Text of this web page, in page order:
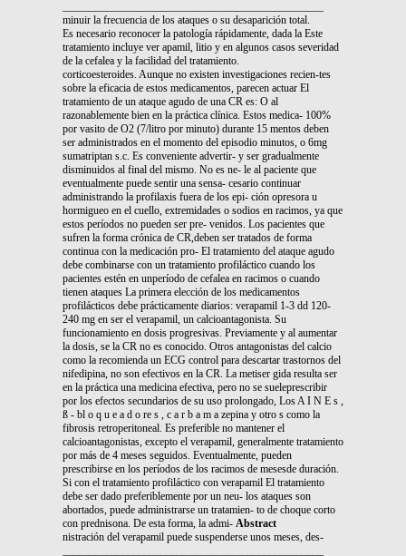
minuir la frecuencia de los ataques o su desaparición total.
Es necesario reconocer la patología rápidamente, dada la Este
tratamiento incluye ver apamil, litio y en algunos casos severidad
de la cefalea y la facilidad del tratamiento.
corticoesteroides. Aunque no existen investigaciones recien-tes
sobre la eficacia de estos medicamentos, parecen actuar El
tratamiento de un ataque agudo de una CR es: O al
razonablemente bien en la práctica clínica. Estos medica- 100%
por vasito de O2 (7/litro por minuto) durante 15 mentos deben
ser administrados en el momento del episodio minutos, o 6mg
sumatriptan s.c. Es conveniente advertir- y ser gradualmente
disminuidos al final del mismo. No es ne- le al paciente que
eventualmente puede sentir una sensa- cesario continuar
administrando la profilaxis fuera de los epi- ción opresora u
hormigueo en el cuello, extremidades o sodios en racimos, ya que
estos períodos no pueden ser pre- venidos. Los pacientes que
sufren la forma crónica de CR,deben ser tratados de forma
continua con la medicación pro- El tratamiento del ataque agudo
debe combinarse con un tratamiento profiláctico cuando los
pacientes estén en unperíodo de cefalea en racimos o cuando
tienen ataques La primera elección de los medicamentos
profilácticos debe prácticamente diarios: verapamil 1-3 dd 120-
240 mg en ser el verapamil, un calcioantagonista. Su
funcionamiento en dosis progresivas. Previamente y al aumentar
la dosis, se la CR no es conocido. Otros antagonistas del calcio
como la recomienda un ECG control para descartar trastornos del
nifedipina, no son efectivos en la CR. La metiser gida resulta ser
en la práctica una medicina efectiva, pero no se sueleprescribir
por los efectos secundarios de su uso prolongado, Los A I N E s ,
ß - bl o q u e a d o re s , c a r b a m a zepina y otro s como la
fibrosis retroperitoneal. Es preferible no mantener el
calcioantagonistas, excepto el verapamil, generalmente tratamiento
por más de 4 meses seguidos. Eventualmente, pueden
prescribirse en los períodos de los racimos de mesesde duración.
Si con el tratamiento profiláctico con verapamil El tratamiento
debe ser dado preferiblemente por un neu- los ataques son
abortados, puede administrarse un tratamien- to de choque corto
con prednisona. De esta forma, la admi- Abstract
nistración del verapamil puede suspenderse unos meses, des-